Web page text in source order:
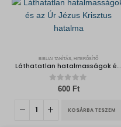
BIBLIAI TANÍTÁS, HITERŐSÍTŐ
Láthatatlan hatalmasságok és az Úr Jézus Krisztus hatalma
out of 5
600 Ft
KOSÁRBA TESZEM